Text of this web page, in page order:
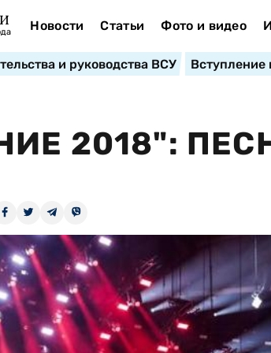
Новости Статьи Фото и видео
и руководства ВСУ Вступление
2018":